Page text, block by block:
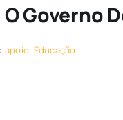
Governo
apoio, Educação